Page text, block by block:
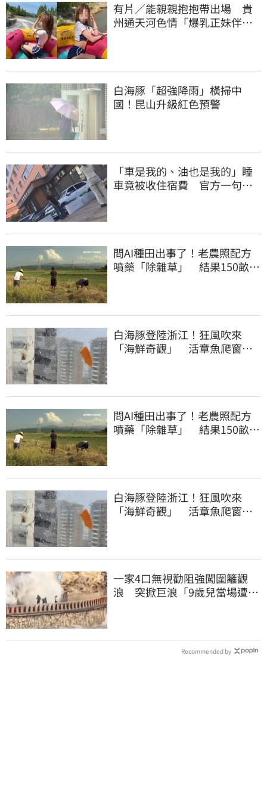
有片／能親親抱抱帶出場 貴
州通天河色情「爆乳正妹伴
白海豚「超強降雨」橫掃中
國！昆山升級紅色預警
「車是我的、油也是我的」睡
車竟被收住宿費 官方一句話
問AI種田出事了！老農照配方
噴藥「除雜草」 結果150畝芝
白海豚登陸浙江！狂風吹來
「海鮮奇觀」 活章魚爬窗、
問AI種田出事了！老農照配方
噴藥「除雜草」 結果150畝芝
白海豚登陸浙江！狂風吹來
「海鮮奇觀」 活章魚爬窗、
一家4口無視勸阻強闖圍籬觀
浪 突掀巨浪「9歲兒當場遭捲
Recommended by